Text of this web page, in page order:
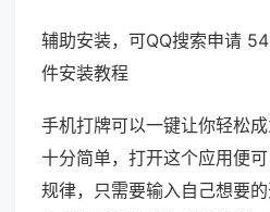
辅助安装，可QQ搜索申请
件安装教程
手机打牌可以一键让你轻松
十分简单，打开这个应用便
规律，只需要输入自己想要